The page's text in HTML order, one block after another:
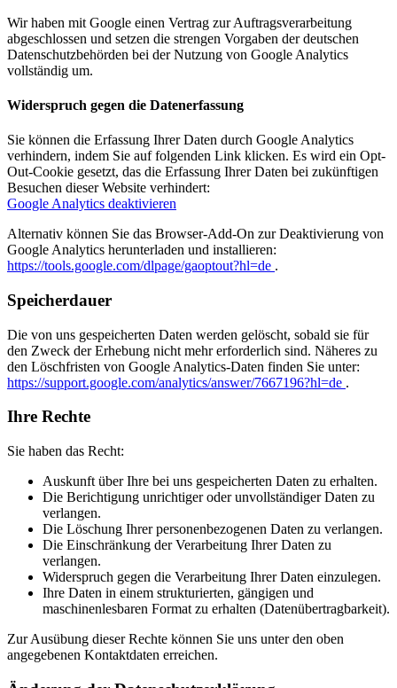
Wir haben mit Google einen Vertrag zur Auftragsverarbeitung
abgeschlossen und setzen die strengen Vorgaben der deutschen
Datenschutzbehörden bei der Nutzung von Google Analytics
vollständig um.
Widerspruch gegen die Datenerfassung
Sie können die Erfassung Ihrer Daten durch Google Analytics
verhindern, indem Sie auf folgenden Link klicken. Es wird ein Opt-
Out-Cookie gesetzt, das die Erfassung Ihrer Daten bei zukünftigen
Besuchen dieser Website verhindert:
Google Analytics deaktivieren
Alternativ können Sie das Browser-Add-On zur Deaktivierung von
Google Analytics herunterladen und installieren:
https://tools.google.com/dlpage/gaoptout?hl=de .
Speicherdauer
Die von uns gespeicherten Daten werden gelöscht, sobald sie für
den Zweck der Erhebung nicht mehr erforderlich sind. Näheres zu
den Löschfristen von Google Analytics-Daten finden Sie unter:
https://support.google.com/analytics/answer/7667196?hl=de .
Ihre Rechte
Sie haben das Recht:
Auskunft über Ihre bei uns gespeicherten Daten zu erhalten.
Die Berichtigung unrichtiger oder unvollständiger Daten zu
verlangen.
Die Löschung Ihrer personenbezogenen Daten zu verlangen.
Die Einschränkung der Verarbeitung Ihrer Daten zu
verlangen.
Widerspruch gegen die Verarbeitung Ihrer Daten einzulegen.
Ihre Daten in einem strukturierten, gängigen und
maschinenlesbaren Format zu erhalten (Datenübertragbarkeit).
Zur Ausübung dieser Rechte können Sie uns unter den oben
angegebenen Kontaktdaten erreichen.